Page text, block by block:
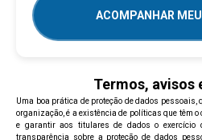
ACOMPANHAR
Termos, avisos
Uma boa prática de proteção de dados
organização, é a existência de políticas que têm
e garantir aos titulares de dados o exercício
transparência sobre a proteção de dados